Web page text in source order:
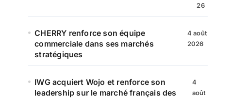
26
CHERRY renforce son équipe
commerciale dans ses marchés
stratégiques
4 août
2026
IWG acquiert Wojo et renforce son
leadership sur le marché français des
4
août